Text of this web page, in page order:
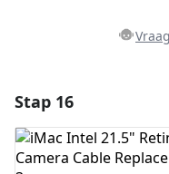
Voeg opmerking
Stap 16